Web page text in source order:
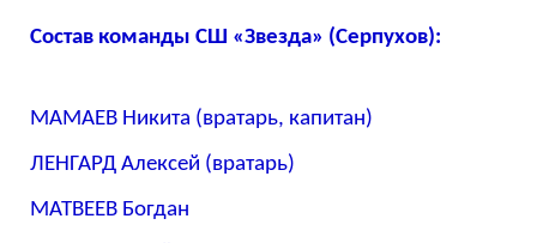
Состав команды СШ «Звезда» (Серпухов):
МАМАЕВ Никита (вратарь, капитан)
ЛЕНГАРД Алексей (вратарь)
МАТВЕЕВ Богдан